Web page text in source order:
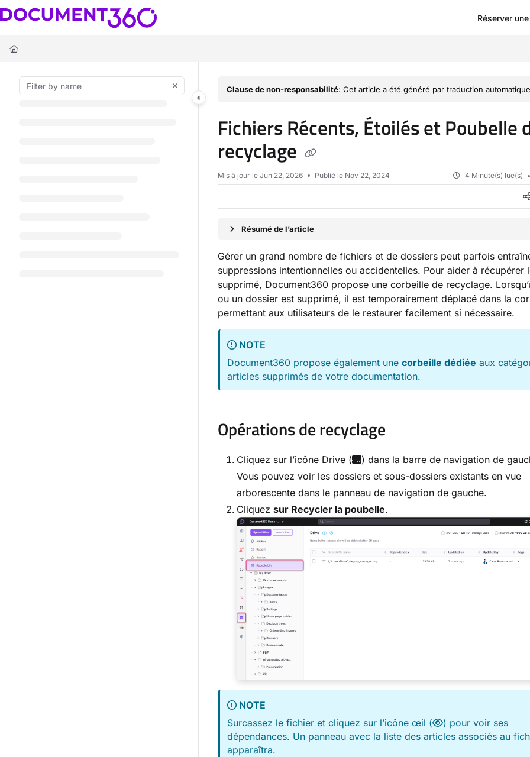
Documentation Index
Fetch the complete documentation index at:
Use this file to discover all available pages before exploring further.
Réserver
Clause de non-responsabilité: Cet article a été généré par traduction
Fichiers Récents, Étoilés et Poubelle
recyclage
Mis à jour le Jun 22, 2026 Publié le Nov 22, 2024 4 Minute(s) lue(s)
Résumé de l’article
Gérer un grand nombre de fichiers et de dossiers peut parfois
suppressions intentionnelles ou accidentelles. Pour aider à récupérer
supprimé, Document360 propose une corbeille de recyclage.
ou un dossier est supprimé, il est temporairement déplacé dans la
permettant aux utilisateurs de le restaurer facilement si nécessaire.
NOTE
Document360 propose également une corbeille dédiée aux
articles supprimés de votre documentation.
Opérations de recyclage
Cliquez sur l’icône Drive (
) dans la barre de navigation de
Vous pouvez voir les dossiers et sous-dossiers existants en vue
arborescente dans le panneau de navigation de gauche.
Cliquez sur Recycler la poubelle.
NOTE
Surcassez le fichier et cliquez sur l’icône œil (
) pour voir ses
dépendances. Un panneau avec la liste des articles associés au
apparaîtra.